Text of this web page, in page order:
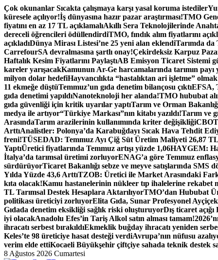
İçeriğe
atla
Çok okunanlar Sıcakta çalışmaya karşı yasal koruma istediler
küresele açılıyor!İş dünyasına hazır pazar araştırması!TMO
fiyatını en az 17 TL açıklamalıAkıllı Sera Teknolojilerinde
dereceli öğrencileri ödüllendirdiTMO, fındık alım fiyatlarını
açıkladıDünya Mirası Listesi’ne 25 yeni alan eklendiTarımda da
CarrefourSA devralmasına şartlı onay!Çekirdeksiz Karpuz
Haftalık Kesim Fiyatlarını PaylaştıAB Emisyon Ticaret Sistemi
kareler yarışacakKamunun Ar-Ge harcamalarında tarımın payı
milyon dolar hedefiHayvancılıkta “hastalıktan ari işletme” olmak
11 ekmeğe düştüTemmuz’un gıda denetim bilançosu çıktıEFSA,
gıda denetimi yapıldıNanoteknoloji her alanda!TMO hububat
gıda güvenliği için kritik uyarılar yaptıTarım ve Orman
medya ile artıyor“Türkiye Markası”nın kitabı yazıldı!Tarım ve
ArasındaTarım arazilerinin kullanımında kriter değişikliği
ArttıAnalistler: Polonya’da Karabuğdayı Sıcak Hava Tehdit
freni!TÜSEDAD: Temmuz Ayı Çiğ Süt Üretim Maliyeti 26,87
YaptıÜretici fiyatlarında Temmuz artışı yüzde 1,06HAYGEM:
İtalya’da tarımsal üretimi zorluyorENAG’a göre Temmuz
sürdürüyorTicaret Bakanlığı sebze ve meyve satışlarında SMS
Yılda Yüzde 43,6 ArttıTZOB: Üretici ile Market Arasındaki Fark
kıta olacak!Kamu hastanelerinin nükleer tıp ihalelerine rekabet
TL Tarımsal Destek Hesaplara AktarılıyorTMO’dan Hububat
politikası üreticiyi zorluyorElita Gıda, Sunar Profesyonel Ayçiçek
Gıdada denetim eksikliği sağlık riski oluşturuyorDış ticaret
iyi olacakAnadolu Efes’in Tariş Alkol satın alması tamam!
ihracatı serbest bırakıldıEkmeklik buğday ihracatı yeniden
Keles’te 98 üreticiye hasat desteği verdiAvrupa’nın nüfusu
verim elde ettiKocaeli Büyükşehir çiftçiye sahada teknik destek
8 Ağustos 2026 Cumartesi